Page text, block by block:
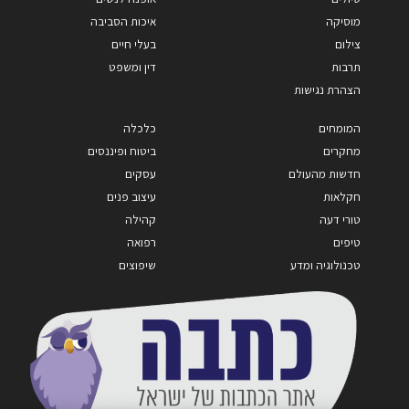
מוסיקה
צילום
תרבות
הצהרת נגישות
איכות הסביבה
בעלי חיים
דין ומשפט
המומחים
מחקרים
חדשות מהעולם
חקלאות
טורי דעה
טיפים
טכנולוגיה ומדע
כלכלה
ביטוח ופיננסים
עסקים
עיצוב פנים
קהילה
רפואה
שיפוצים